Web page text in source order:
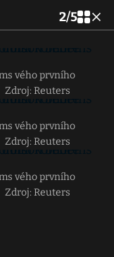
2/5
vého prvního
Zdroj: Reuters
vého prvního
Zdroj: Reuters
vého prvního
Zdroj: Reuters